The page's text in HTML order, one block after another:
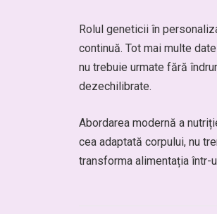
Rolul geneticii în
continuă. Tot mai multe
nu trebuie urmate fără
dezechilibrate.
Abordarea modernă a
cea adaptată corpului, nu
transforma alimentația într-